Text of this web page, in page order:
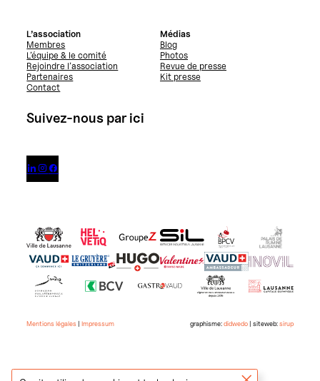
L’association
Membres
L’équipe & le comité
Rejoindre l’association
Partenaires
Contact
Médias
Blog
Photos
Revue de presse
Kit presse
Suivez-nous par ici
  
Mentions légales |Impressum graphisme:didwedo| siteweb:sirup